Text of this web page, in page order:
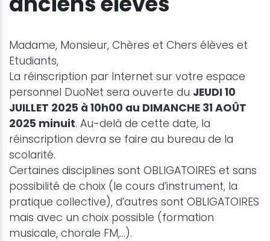
Madame, Monsieur, Chères et Chers élèves et
Etudiants,
La réinscription par Internet sur votre espace
personnel DuoNet sera ouverte du JEUDI 10
JUILLET 2025 à 10h00 au DIMANCHE 31 AOÛT
2025 minuit. Au-delà de cette date, la
réinscription devra se faire au bureau de la
scolarité.
Certaines disciplines sont OBLIGATOIRES et sans
possibilité de choix (le cours d’instrument, la
pratique collective), d’autres sont OBLIGATOIRES
mais avec un choix possible (formation
musicale, chorale FM,…).